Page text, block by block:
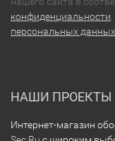
конфиденциальности
персональных данных
НАШИ ПРОЕКТЫ
Интернет-магазин